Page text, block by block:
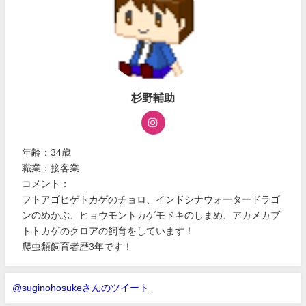
杉野輔助
年齢：34歳
職業：接客業
コメント：
フトアゴヒゲトカゲのチョロ、インドシナウォータードラゴ
ンのめかぶ、ヒョウモントカゲモドキのしまめ、アカメカブ
トトカゲのクロアの飼育をしています！
爬虫類飼育者歴3年です！
@suginohosukeさんのツイート